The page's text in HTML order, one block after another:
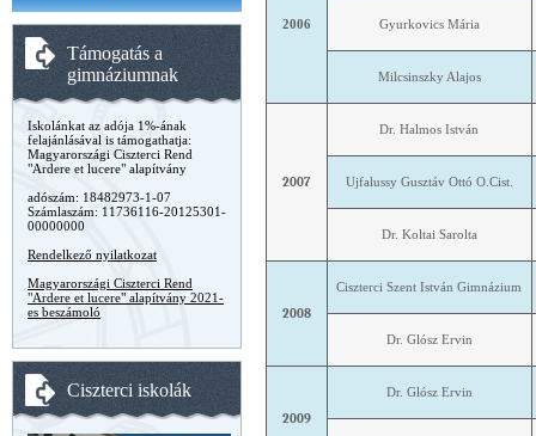
Támogatás a
gimnáziumnak
Iskolánkat az adója 1%-ának
felajánlásával is támogathatja:
Magyarországi Ciszterci Rend
"Ardere et lucere" alapítvány
adószám: 18482973-1-07
Számlaszám: 11736116-20125301-
00000000
Rendelkező nyilatkozat
Magyarországi Ciszterci Rend
"Ardere et lucere" alapítvány 2021-
es beszámoló
Ciszterci iskolák
2006 Gyurkovics Mária
Milcsinszky Alajos
2007
Dr. Halmos István
Ujfalussy Gusztáv Ottó O.Cist.
Dr. Koltai Sarolta
2008
Ciszterci Szent István Gimnázium
Dr. Glósz Ervin
2009
Dr. Glósz Ervin